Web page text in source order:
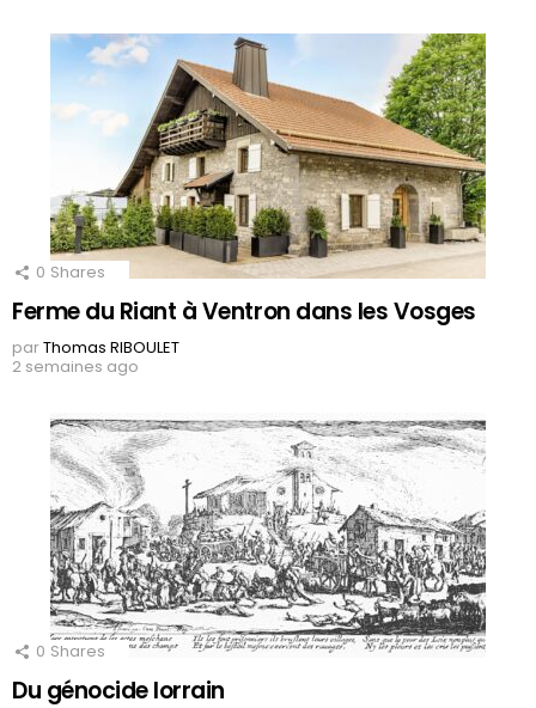
0 Shares
Ferme du Riant à Ventron dans les Vosges
parThomas RIBOULET
2 semaines ago
0 Shares
Du génocide lorrain